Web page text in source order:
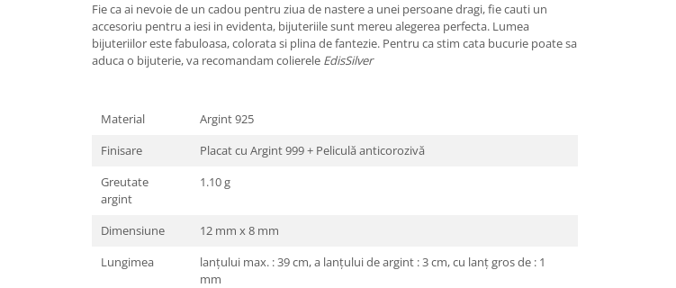
Fie ca ai nevoie de un cadou pentru ziua de nastere a unei persoane dragi, fie cauti un
accesoriu pentru a iesi in evidenta, bijuteriile sunt mereu alegerea perfecta. Lumea
bijuteriilor este fabuloasa, colorata si plina de fantezie. Pentru ca stim cata bucurie poate sa
aduca o bijuterie, va recomandam colierele EdisSilver
Material
Argint 925
Finisare
Placat cu Argint 999 + Peliculă anticorozivă
Greutate
argint
1.10 g
Dimensiune
12 mm x 8 mm
Lungimea
lanțului max. : 39 cm, a lanțului de argint : 3 cm, cu lanț gros de : 1
mm